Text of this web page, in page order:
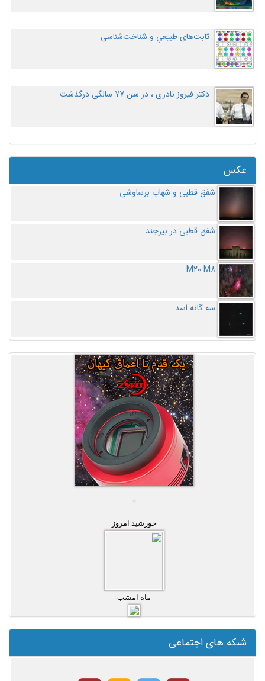
ثابت‌های طبیعیِ و شناخت‌شناسی
دکتر فیروز نادری ، در سن 77 سالگی درگذشت
عکس
شفق قطبی و شهاب برساوشی
شفق قطبی در بیرجند
M20 M8
سه گانه اسد
خورشید امروز
ماه امشب
شبکه های اجتماعی